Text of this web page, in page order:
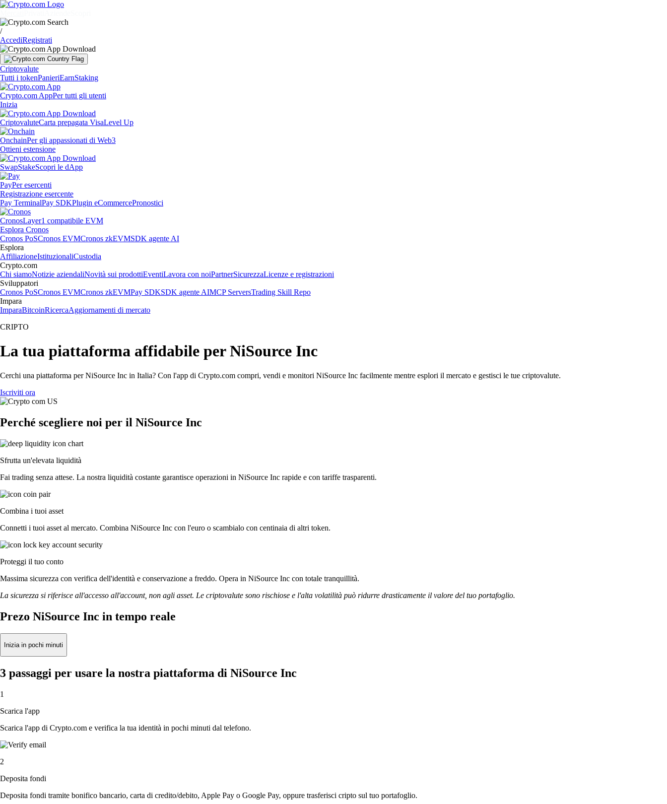
/
AccediRegistrati
Criptovalute
Tutti i tokenPanieriEarnStaking
Crypto.com AppPer tutti gli utenti
Inizia
CriptovaluteCarta prepagata VisaLevel Up
OnchainPer gli appassionati di Web3
Ottieni estensione
SwapStakeScopri le dApp
PayPer esercenti
Registrazione esercente
Pay TerminalPay SDKPlugin eCommercePronostici
CronosLayer1 compatibile EVM
Esplora Cronos
Cronos PoSCronos EVMCronos zkEVMSDK agente AI
Esplora
AffiliazioneIstituzionaliCustodia
Crypto.com
Chi siamoNotizie aziendaliNovità sui prodottiEventiLavora con noiPartnerSicurezzaLicenze e registrazioni
Sviluppatori
Cronos PoSCronos EVMCronos zkEVMPay SDKSDK agente AIMCP ServersTrading Skill Repo
Impara
ImparaBitcoinRicercaAggiornamenti di mercato
CRIPTO
La tua piattaforma affidabile per NiSource Inc
Cerchi una piattaforma per NiSource Inc in Italia? Con l'app di Crypto.com compri, vendi e monitori NiSource Inc facilmente mentre esplori il mercato e gestisci le tue criptovalute.
Iscriviti ora
Perché scegliere noi per il NiSource Inc
Sfrutta un'elevata liquidità
Fai trading senza attese. La nostra liquidità costante garantisce operazioni in NiSource Inc rapide e con tariffe trasparenti.
Combina i tuoi asset
Connetti i tuoi asset al mercato. Combina NiSource Inc con l'euro o scambialo con centinaia di altri token.
Proteggi il tuo conto
Massima sicurezza con verifica dell'identità e conservazione a freddo. Opera in NiSource Inc con totale tranquillità.
La sicurezza si riferisce all'accesso all'account, non agli asset. Le criptovalute sono rischiose e l'alta volatilità può ridurre drasticamente il valore del tuo portafoglio.
Prezo NiSource Inc in tempo reale
Inizia in pochi minuti
3 passaggi per usare la nostra piattaforma di NiSource Inc
1
Scarica l'app
Scarica l'app di Crypto.com e verifica la tua identità in pochi minuti dal telefono.
2
Deposita fondi
Deposita fondi tramite bonifico bancario, carta di credito/debito, Apple Pay o Google Pay, oppure trasferisci cripto sul tuo portafoglio.